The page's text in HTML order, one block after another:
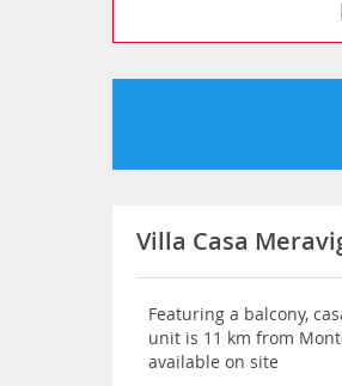
Villa Casa
Featuring a balcony,
unit is 11 km from
available on site